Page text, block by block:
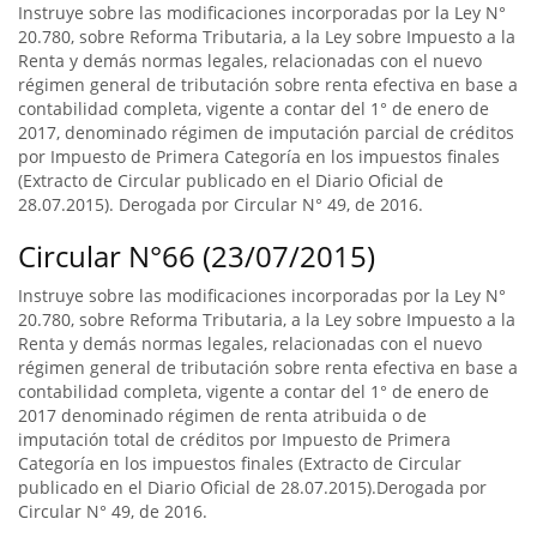
Instruye sobre las modificaciones incorporadas por la Ley N°
20.780, sobre Reforma Tributaria, a la Ley sobre Impuesto a la
Renta y demás normas legales, relacionadas con el nuevo
régimen general de tributación sobre renta efectiva en base a
contabilidad completa, vigente a contar del 1° de enero de
2017, denominado régimen de imputación parcial de créditos
por Impuesto de Primera Categoría en los impuestos finales
(Extracto de Circular publicado en el Diario Oficial de
28.07.2015). Derogada por Circular N° 49, de 2016.
Circular N°66 (23/07/2015)
Instruye sobre las modificaciones incorporadas por la Ley N°
20.780, sobre Reforma Tributaria, a la Ley sobre Impuesto a la
Renta y demás normas legales, relacionadas con el nuevo
régimen general de tributación sobre renta efectiva en base a
contabilidad completa, vigente a contar del 1° de enero de
2017 denominado régimen de renta atribuida o de
imputación total de créditos por Impuesto de Primera
Categoría en los impuestos finales (Extracto de Circular
publicado en el Diario Oficial de 28.07.2015).Derogada por
Circular N° 49, de 2016.